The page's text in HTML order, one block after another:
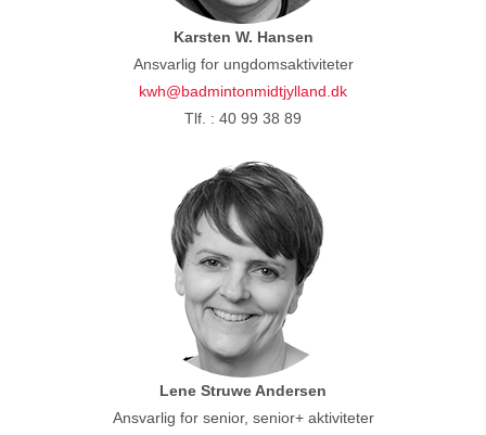
Karsten W. Hansen
Ansvarlig for ungdomsaktiviteter
kwh@badmintonmidtjylland.dk
Tlf. : 40 99 38 89
Lene Struwe Andersen
Ansvarlig for senior, senior+ aktiviteter